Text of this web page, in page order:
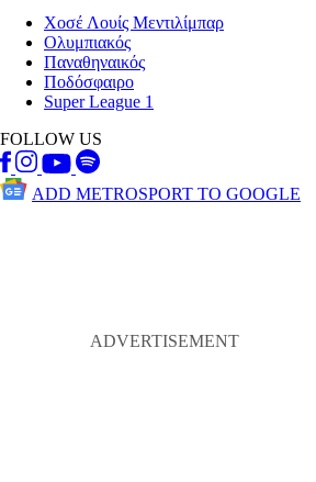
Χοσέ Λουίς Μεντιλίμπαρ
Ολυμπιακός
Παναθηναικός
Ποδόσφαιρο
Super League 1
FOLLOW US
ADD METROSPORT TO GOOGLE